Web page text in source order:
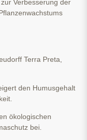
Verbesserung der
Terra Preta,
den Humusgehalt
ökologischen
bei.